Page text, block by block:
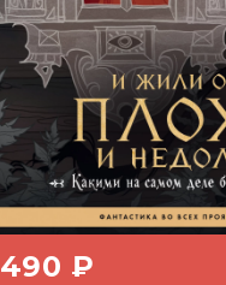
490 ₽